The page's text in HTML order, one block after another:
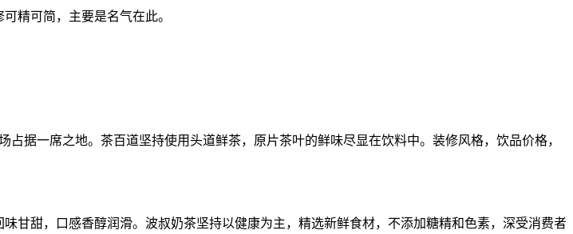
精可简，主要是名气在此。
据一席之地。茶百道坚持使用头道鲜茶，原片茶叶的鲜味尽显在饮料中。装修风格，饮品价格，
甘甜，口感香醇润滑。波叔奶茶坚持以健康为主，精选新鲜食材，不添加糖精和色素，深受消费者